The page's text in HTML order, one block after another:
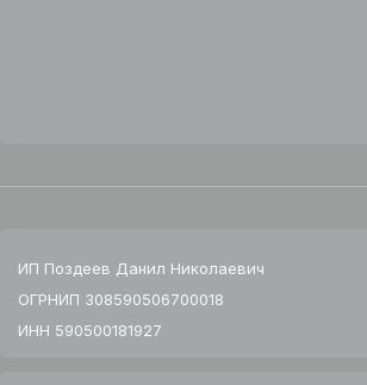
ИП Поздеев Данил Николаевич
ОГРНИП 308590506700018
ИНН 590500181927